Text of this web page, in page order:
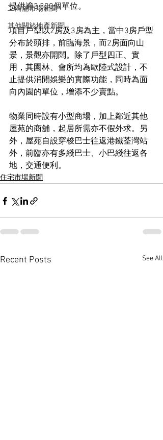
工商舖市場新聞
其他關於地產新聞
提供逾3,300個單位。
項目戶型以2房及3房為主，當中3房戶型
分布於頭排，前臨海景，而2房面向山
景，景觀亦開闊。除了戶型四正、實
用，其園林、會所均為歐陸式設計，不
止提供消閒娛樂的實際功能，同時為面
向內園的單位，增添不少賣點。
物業同時設有小型商場，加上鄰近其他
屋苑的商舖，起居所需亦不假外求。另
外，屋苑自設穿梭巴士往返港鐵荃灣站
外，前臨亦有多綫巴士、小巴綫往返各
地，交通便利。
住宅市場新聞
Recent Posts See All